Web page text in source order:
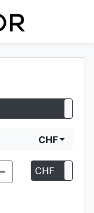
CHF
CHF